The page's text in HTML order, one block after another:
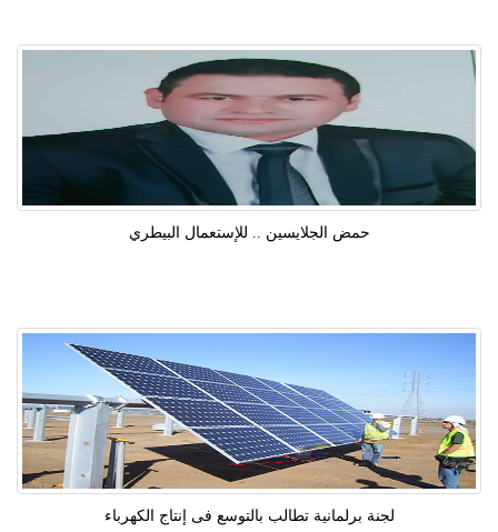
حمض الجلايسين .. للإستعمال البيطري
لجنة برلمانية تطالب بالتوسع فى إنتاج الكهرباء